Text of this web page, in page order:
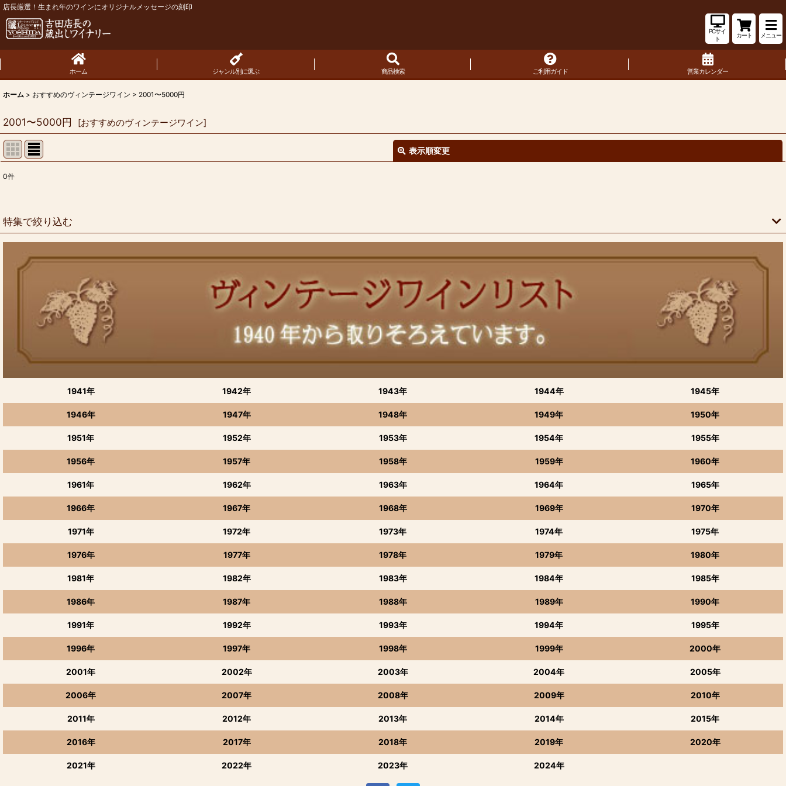
店長厳選！生まれ年のワインにオリジナルメッセージの刻印
PCサイ
ト
カート メニュー
ホーム ジャンル別に選ぶ 商品検索 ご利用ガイド 営業カレンダー
ホーム > おすすめのヴィンテージワイン > 2001〜5000円
2001〜5000円 [おすすめのヴィンテージワイン]
表示順変更
並び順:
0件
特集で絞り込む
白ワイン
〜1000円の商品
1001〜2000円
2001〜5000円
5001〜10000円
芋焼酎 国分酒造
1941年 1942年 1943年 1944年 1945年
1946年 1947年 1948年 1949年 1950年
1951年 1952年 1953年 1954年 1955年
1956年 1957年 1958年 1959年 1960年
1961年 1962年 1963年 1964年 1965年
1966年 1967年 1968年 1969年 1970年
1971年 1972年 1973年 1974年 1975年
1976年 1977年 1978年 1979年 1980年
1981年 1982年 1983年 1984年 1985年
1986年 1987年 1988年 1989年 1990年
1991年 1992年 1993年 1994年 1995年
1996年 1997年 1998年 1999年 2000年
2001年 2002年 2003年 2004年 2005年
2006年 2007年 2008年 2009年 2010年
2011年 2012年 2013年 2014年 2015年
2016年 2017年 2018年 2019年 2020年
2021年 2022年 2023年 2024年